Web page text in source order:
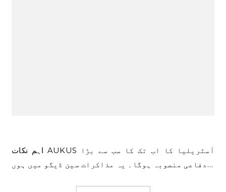
اہم نکات AUKUS آسٹریلیا کا اب تک کا سب سے بڑا
دفاعی منصوبہ ہوگا۔ یہ مذاکرات سین ڈیگو میں ہوں…